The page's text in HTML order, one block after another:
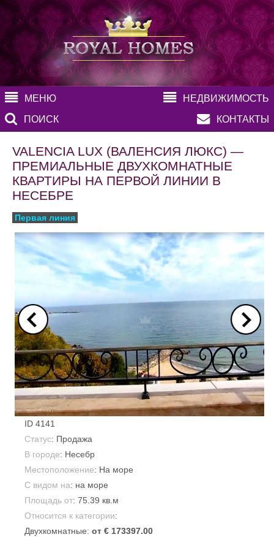
МЕНЮ
НЕДВИЖИМОСТЬ
ПОИСК
КОНТАКТЫ
VALENCIA LUX (ВАЛЕНСИЯ ЛЮКС) —
ПРЕМИАЛЬНЫЕ ДВУХКОМНАТНЫЕ
КВАРТИРЫ НА ПЕРВОЙ ЛИНИИ В
НЕСЕБРЕ
Первая линия
ID 4141
Статус: Продажа
В городе: Несебр
Местоположение: На море
С видом на: на море
Площадь от: 75.39 кв.м
Относится к категории:
Двухкомнатные: от € 173397.00